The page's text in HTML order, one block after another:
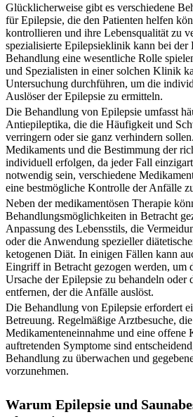
Glücklicherweise gibt es verschiedene
für Epilepsie, die den Patienten helfen
kontrollieren und ihre Lebensqualität zu
spezialisierte Epilepsieklinik kann bei der
Behandlung eine wesentliche Rolle
und Spezialisten in einer solchen Klinik
Untersuchung durchführen, um die
Auslöser der Epilepsie zu ermitteln.
Die Behandlung von Epilepsie umfasst
Antiepileptika, die die Häufigkeit und
verringern oder sie ganz verhindern
Medikaments und die Bestimmung der
individuell erfolgen, da jeder Fall
notwendig sein, verschiedene
eine bestmögliche Kontrolle der Anfälle
Neben der medikamentösen Therapie
Behandlungsmöglichkeiten in Betracht
Anpassung des Lebensstils, die
oder die Anwendung spezieller
ketogenen Diät. In einigen Fällen kann
Eingriff in Betracht gezogen werden, um
Ursache der Epilepsie zu behandeln oder
entfernen, der die Anfälle auslöst.
Die Behandlung von Epilepsie erfordert
Betreuung. Regelmäßige Arztbesuche,
Medikamenteneinnahme und eine offene
auftretenden Symptome sind
Behandlung zu überwachen und
vorzunehmen.
Warum Epilepsie und